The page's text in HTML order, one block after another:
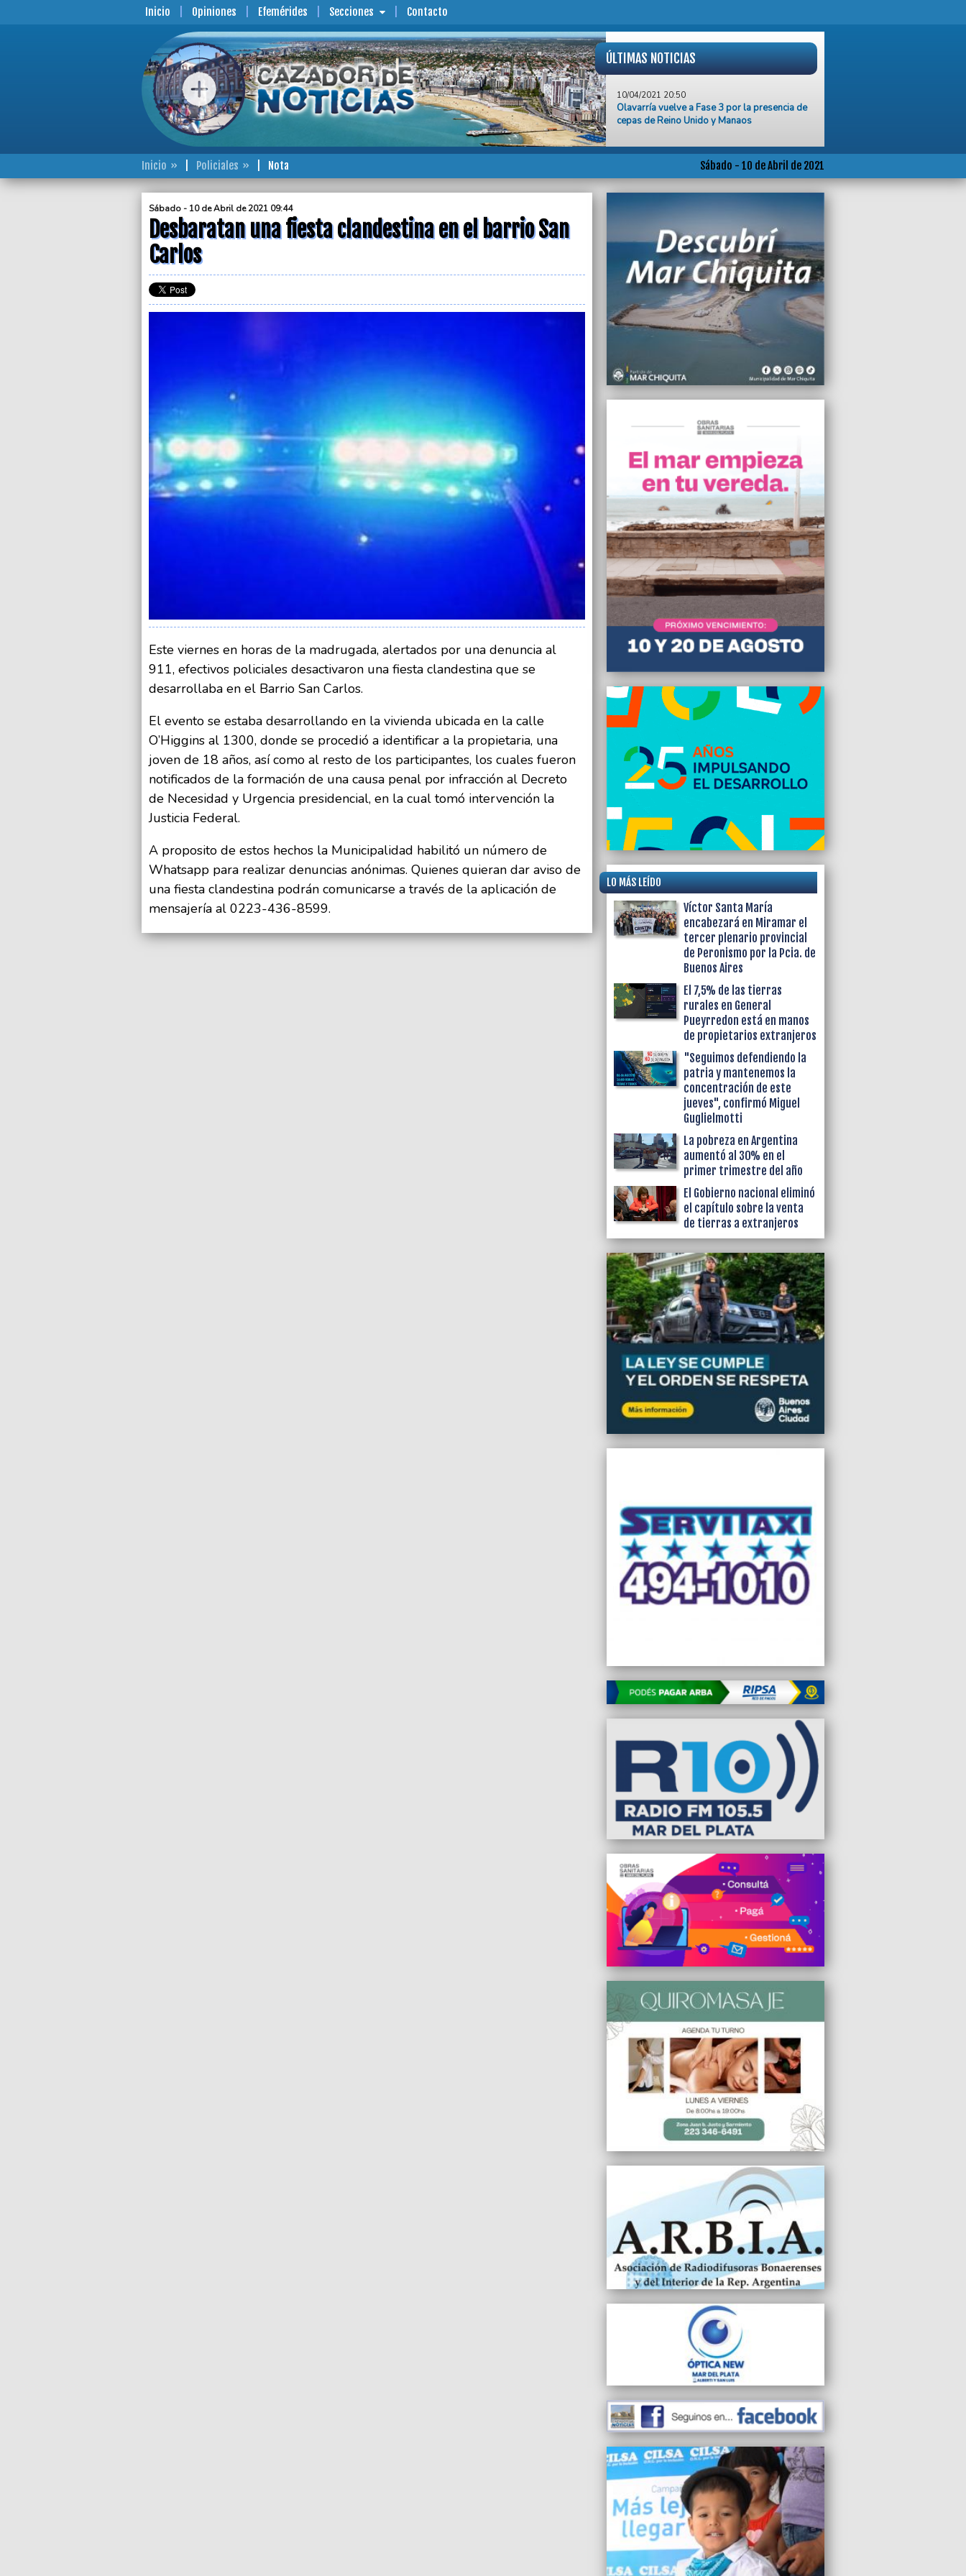
Inicio Opiniones Efemérides Secciones Contacto
ÚLTIMAS NOTICIAS
Olavarría vuelve a Fase 3 por la presencia de
cepas de Reino Unido y Manaos
“Es necesario tomar medidas más drásticas",
advirtieron efectores de la salud pública y
Uruguay registró un récord diario de muertes
10/04/2021 17:33
Confirmaron 247 nuevos casos de
coronavirus en Gral Pueyrredon
10/04/2021 17:00
Reportaron 297 muertes y 19.419 nuevos
contagios por Covid-19 en el país
Vuelven a funcionar los casinos y los bingos
en General Pueyrredon
movimientos sociales es una impostura",
10/04/2021 09:44
Desbaratan una fiesta clandestina en el barrio
San Carlos
10/04/2021 09:38
El Gobierno sube la asistencia económica del
Repro II a $18.000 por trabajador
10/04/2021 08:33
Extienden la prohibición de ingreso de turistas
extranjeros hasta el 30 de abril
Sábado - 10 de Abril de 2021
Inicio Policiales Nota
Sábado - 10 de Abril de 2021 09:44
Desbaratan una fiesta clandestina en el barrio San
Carlos
Este viernes en horas de la madrugada, alertados por una denuncia al
911, efectivos policiales desactivaron una fiesta clandestina que se
desarrollaba en el Barrio San Carlos.
El evento se estaba desarrollando en la vivienda ubicada en la calle
O’Higgins al 1300, donde se procedió a identificar a la propietaria, una
joven de 18 años, así como al resto de los participantes, los cuales fueron
notificados de la formación de una causa penal por infracción al Decreto
de Necesidad y Urgencia presidencial, en la cual tomó intervención la
Justicia Federal.
A proposito de estos hechos la Municipalidad habilitó un número de
Whatsapp para realizar denuncias anónimas. Quienes quieran dar aviso de
una fiesta clandestina podrán comunicarse a través de la aplicación de
mensajería al 0223-436-8599.
LO MÁS LEÍDO
Víctor Santa María
encabezará en Miramar el
tercer plenario provincial
de Peronismo por la Pcia. de
Buenos Aires
El 7,5% de las tierras
rurales en General
Pueyrredon está en manos
de propietarios extranjeros
"Seguimos defendiendo la
patria y mantenemos la
concentración de este
jueves", confirmó Miguel
Guglielmotti
La pobreza en Argentina
aumentó al 30% en el
primer trimestre del año
El Gobierno nacional eliminó
el capítulo sobre la venta
de tierras a extranjeros